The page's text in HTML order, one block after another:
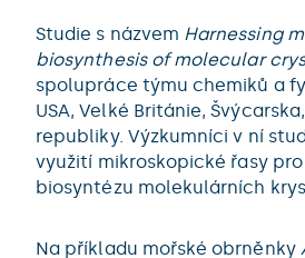
Studie s názvem Harnessing
biosynthesis of molecular
spolupráce týmu chemiků a
USA, Velké Británie,
republiky. Výzkumníci v ní
využití mikroskopické řasy pro
biosyntézu molekulárních
Na příkladu mořské obrněnky